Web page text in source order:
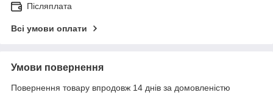
Післяплата
Всі умови оплати
Умови повернення
Повернення товару впродовж 14 днів за домовленістю